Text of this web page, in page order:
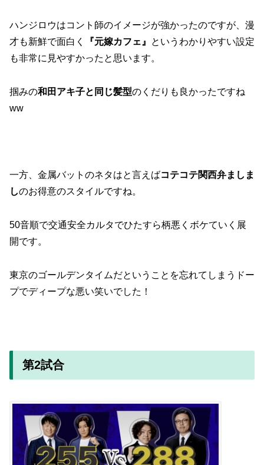
ハンジロウはコント師のイメージが強かったのですが、漫
才も新鮮で面白く
『元嫁カフェ』
というわかりやすい設定
も非常に見やすかったと思います。
掴みの和田アキ子と同じ髪型のくだりも良かったですね
ww
一方、金属バットのネタはと言えばコテコテ関西弁ましま
しのお得意のスタイルですね。
50音順で交通安全カルタでひたすら柄悪くボケていく展
開です。
東京のゴールデンタイムだということを忘れてしまうドー
プでディープな悪い笑いでした！
第2試合